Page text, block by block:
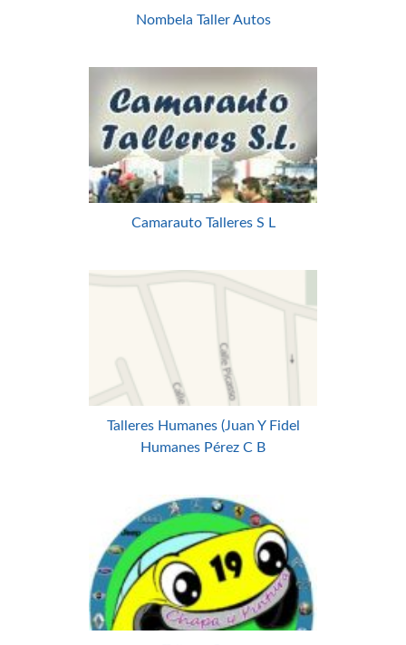
Nombela Taller Autos
Camarauto Talleres S L
Talleres Humanes (Juan Y Fidel
Humanes Pérez C B